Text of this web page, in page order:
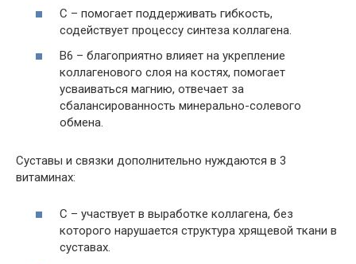
С – помогает поддерживать гибкость,
содействует процессу синтеза коллагена.
В6 – благоприятно влияет на укрепление
коллагенового слоя на костях, помогает
усваиваться магнию, отвечает за
сбалансированность минерально-солевого
обмена.
Суставы и связки дополнительно нуждаются в 3
витаминах:
С – участвует в выработке коллагена, без
которого нарушается структура хрящевой ткани в
суставах.